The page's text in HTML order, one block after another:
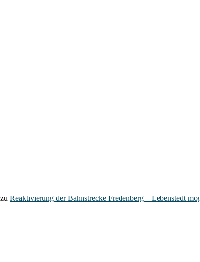
zu Reaktivierung der Bahnstrecke Fredenberg – Lebenstedt